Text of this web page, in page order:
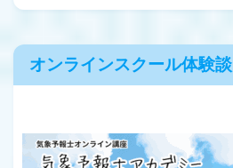
オンラインスクール体験談